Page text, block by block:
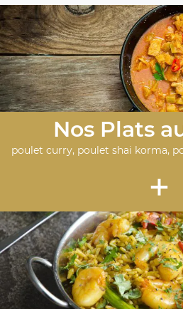
Nos Plats
poulet curry, poulet shai korma,
+